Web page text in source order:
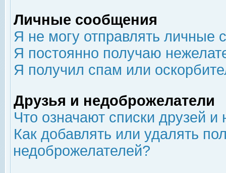
Личные сообщения
Я не могу отправлять личные
Я постоянно получаю
Я получил спам или
Друзья и недоброжелатели
Что означают списки друзей
Как добавлять или удалять
недоброжелателей?